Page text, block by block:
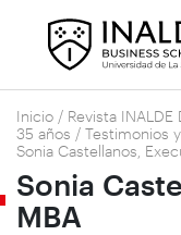
Inicio / Revista INALDE
35 años / Testimonios
Sonia Castellanos,
Sonia
MBA